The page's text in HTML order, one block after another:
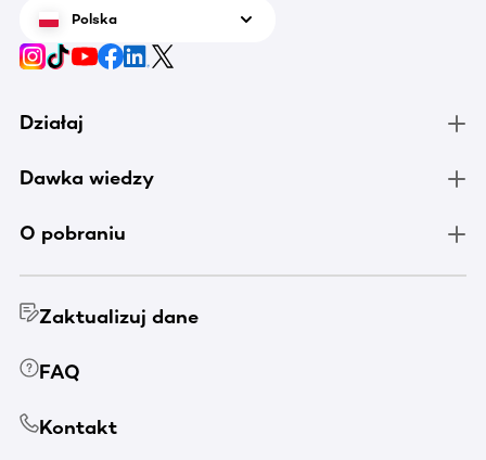
Polska
Działaj
Dawka wiedzy
O pobraniu
Zaktualizuj dane
FAQ
Kontakt